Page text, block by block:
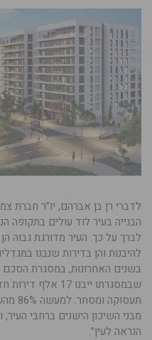
לדברי רן בן אברהם, יו”ר חברת
הבנייה בעיר לוד עולים בתקופה
לברך על כך. העיר מדורגת גבוה
להיבנות והן בדירות שנבנו
מבני השיכון הישנים ברחבי
הנראה לעין”.